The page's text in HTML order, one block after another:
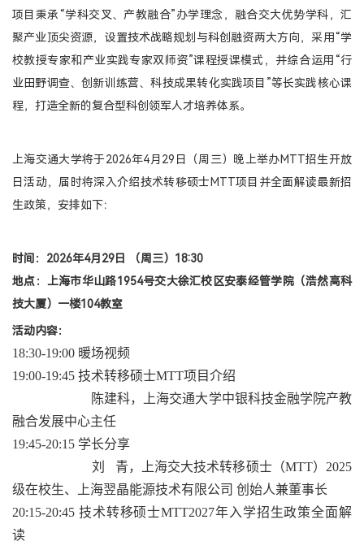
登录
在校生登录
项目秉承“学科交叉、产教融合”办学理念，融合交大优势学科，汇
聚产业顶尖资源，设置技术战略规划与科创融资两大方向，采用“学
校教授专家和产业实践专家双师资”课程授课模式，并综合运用“行
业田野调查、创新训练营、科技成果转化实践项目”等长实践核心课
程，打造全新的复合型科创领军人才培养体系。
上海交通大学将于2026年4月29日（周三）晚上举办MTT招生开放
日活动，届时将深入介绍技术转移硕士MTT项目并全面解读最新招
生政策，安排如下：
时间：2026年4月29日 （周三）18:30
地点： 上海市华山路1954号交大徐汇校区安泰经管学院（浩然高科
技大厦）一楼104教室
活动内容：
18:30-19:00 暖场视频
19:00-19:45 技术转移硕士MTT项目介绍
陈建科，上海交通大学中银科技金融学院产教
融合发展中心主任
19:45-20:15 学长分享
刘 青，上海交大技术转移硕士（MTT）2025
级在校生、上海翌晶能源技术有限公司 创始人兼董事长
20:15-20:45 技术转移硕士MTT2027年入学招生政策全面解
读